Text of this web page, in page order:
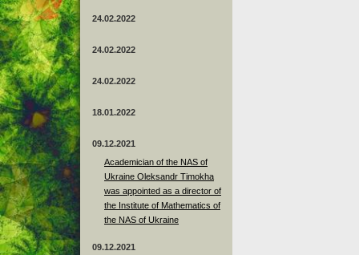
24.02.2022
24.02.2022
24.02.2022
18.01.2022
09.12.2021
Academician of the NAS of
Ukraine Oleksandr Timokha
was appointed as a director of
the Institute of Mathematics of
the NAS of Ukraine
09.12.2021